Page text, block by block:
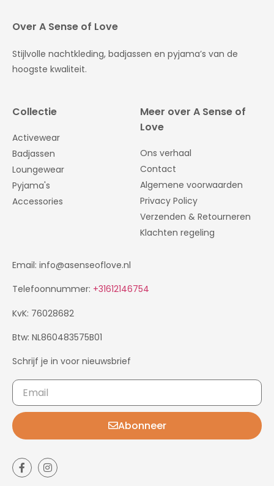
Over A Sense of Love
Stijlvolle nachtkleding, badjassen en pyjama’s van de
hoogste kwaliteit.
Collectie
Activewear
Badjassen
Loungewear
Pyjama's
Accessories
Meer over A Sense of
Love
Ons verhaal
Contact
Algemene voorwaarden
Privacy Policy
Verzenden & Retourneren
Klachten regeling
Email: info@asenseoflove.nl
Telefoonnummer: +31612146754
KvK: 76028682
Btw: NL860483575B01
Schrijf je in voor nieuwsbrief
Abonneer